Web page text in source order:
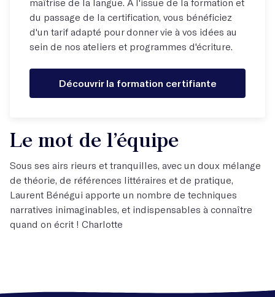
du passage de la certification, vous bénéficiez
d'un tarif adapté pour donner vie à vos idées au
sein de nos ateliers et programmes d'écriture.
Découvrir la formation certifiante
Le mot de l’équipe
Sous ses airs rieurs et tranquilles, avec un doux mélange
de théorie, de références littéraires et de pratique,
Laurent Bénégui apporte un nombre de techniques
narratives inimaginables, et indispensables à connaître
quand on écrit ! Charlotte